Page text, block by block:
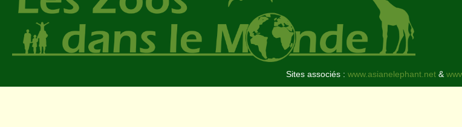
Sites associés : www.asianelephant.net&